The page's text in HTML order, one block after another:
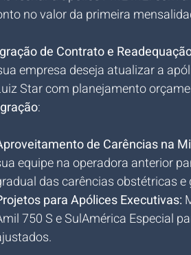
no valor da primeira
de Contrato e
empresa deseja atualizar a
Star com planejamento
:
de Carências na
equipe na operadora anterior
das carências obstétricas e
para Apólices Executivas:
750 S e SulAmérica Especial